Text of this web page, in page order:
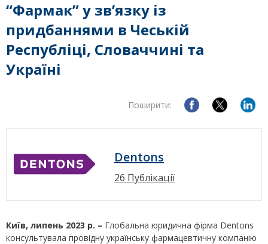
“Фармак” у зв’язку із
придбаннями в Чеській
Республіці, Словаччині та
Україні
Поширити:
Dentons
26 Публікації
Київ, липень 2023 р. – Глобальна юридична фірма Dentons
консультувала провідну українську фармацевтичну компанію